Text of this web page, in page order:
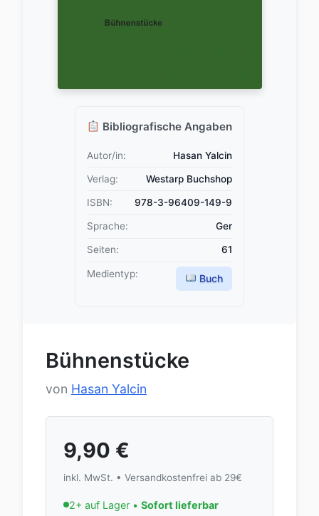
Bibliografische Angaben
Autor/in: Hasan Yalcin
Verlag: Westarp Buchshop
ISBN: 978-3-96409-149-9
Sprache: Ger
Seiten: 61
Medientyp: Buch
Bühnenstücke
von Hasan Yalcin
9,90 €
inkl. MwSt. • Versandkostenfrei ab 29€
2+ auf Lager • Sofort lieferbar